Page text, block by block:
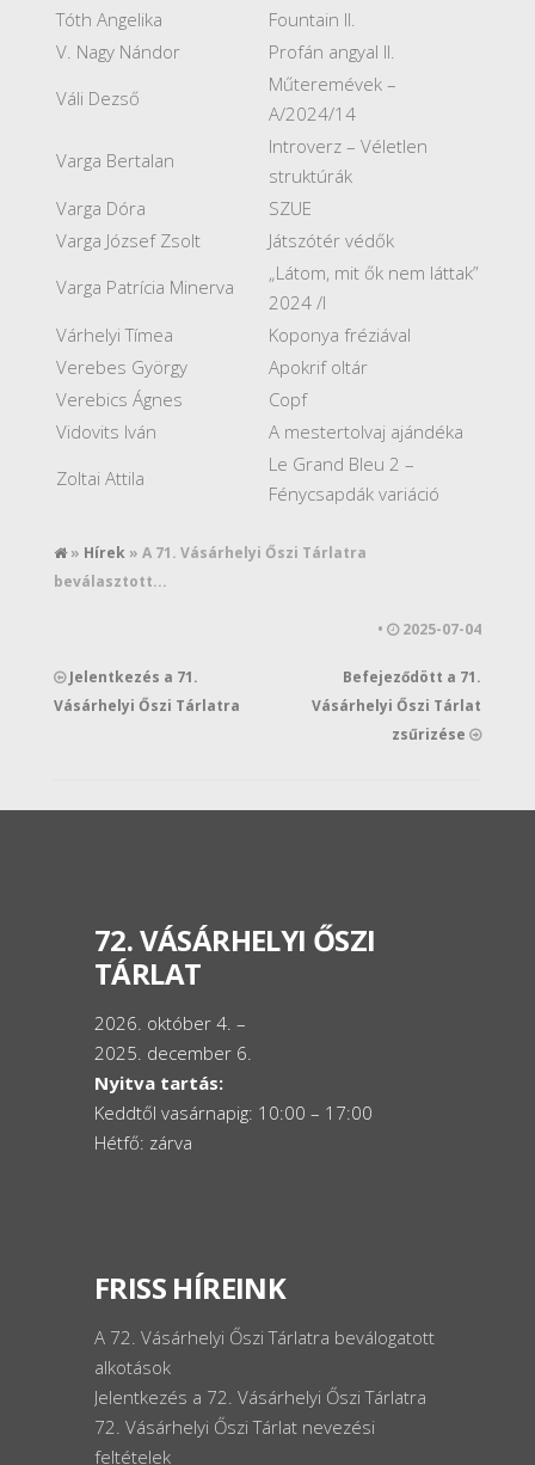
Tóth Angelika
Fountain II.
V. Nagy Nándor
Profán angyal II.
Váli Dezső
Műteremévek –
A/2024/14
Varga Bertalan
Introverz – Véletlen
struktúrák
Varga Dóra
SZUE
Varga József Zsolt
Játszótér védők
Varga Patrícia Minerva
„Látom, mit ők nem láttak”
2024 /I
Várhelyi Tímea
Koponya fréziával
Verebes György
Apokrif oltár
Verebics Ágnes
Copf
Vidovits Iván
A mestertolvaj ajándéka
Zoltai Attila
Le Grand Bleu 2 –
Fénycsapdák variáció
» Hírek» A 71. Vásárhelyi Őszi Tárlatra
beválasztott...
• 2025-07-04
Jelentkezés a 71.
Vásárhelyi Őszi Tárlatra
Befejeződött a 71.
Vásárhelyi Őszi Tárlat
zsűrizése
72. VÁSÁRHELYI ŐSZI
TÁRLAT
2026. október 4. –
2025. december 6.
Nyitva tartás:
Keddtől vasárnapig: 10:00 – 17:00
Hétfő: zárva
FRISS HÍREINK
A 72. Vásárhelyi Őszi Tárlatra beválogatott
alkotások
Jelentkezés a 72. Vásárhelyi Őszi Tárlatra
72. Vásárhelyi Őszi Tárlat nevezési
feltételek